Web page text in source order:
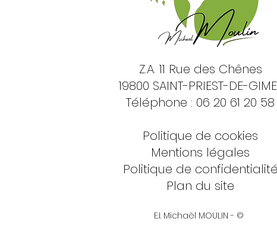
Z.A. 11 Rue des Chênes
19800 SAINT-PRIEST-DE-
Téléphone : 06 20 61 20 58
Politique de cookies
Mentions légales
Politique de confidentialité
Plan du site
E.I. Michaël MOULIN - ©